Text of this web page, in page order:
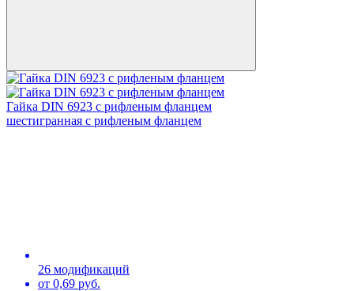
Гайка DIN 6923 с рифленым фланцем
шестигранная с рифленым фланцем
26 модификаций
от 0,69 руб.